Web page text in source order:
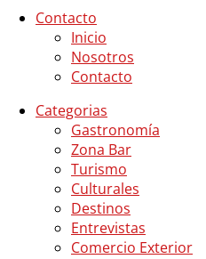
Contacto
Inicio
Nosotros
Contacto
Categorias
Gastronomía
Zona Bar
Turismo
Culturales
Destinos
Entrevistas
Comercio Exterior